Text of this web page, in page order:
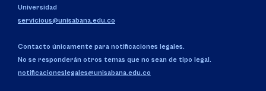
Universidad
servicious@unisabana.edu.co
Contacto únicamente para notificaciones legales.
No se responderán otros temas que no sean de tipo legal.
notificacioneslegales@unisabana.edu.co